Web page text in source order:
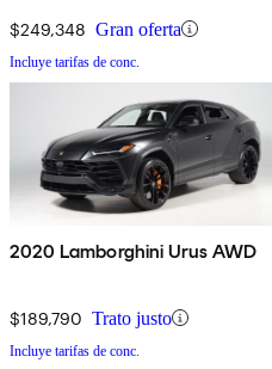
$249,348 Gran oferta
Incluye tarifas de conc.
2020 Lamborghini Urus AWD
$189,790 Trato justo
Incluye tarifas de conc.